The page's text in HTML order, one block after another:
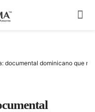
documental dominicano que